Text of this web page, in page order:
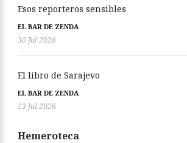
Esos reporteros sensibles
EL BAR DE ZENDA
30 Jul 2026
El libro de Sarajevo
EL BAR DE ZENDA
23 Jul 2026
Hemeroteca